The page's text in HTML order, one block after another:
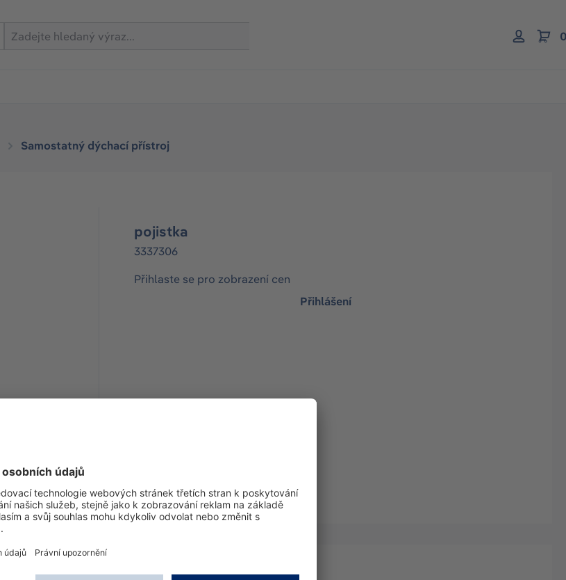
Samostatný dýchací přístroj
pojistka
3337306
Přihlaste se pro zobrazení cen
Přihlášení